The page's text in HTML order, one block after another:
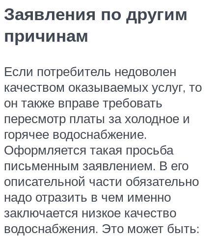
Заявления по другим
причинам
Если потребитель недоволен
качеством оказываемых услуг, то
он также вправе требовать
пересмотр платы за холодное и
горячее водоснабжение.
Оформляется такая просьба
письменным заявлением. В его
описательной части обязательно
надо отразить в чем именно
заключается низкое качество
водоснабжения. Это может быть: